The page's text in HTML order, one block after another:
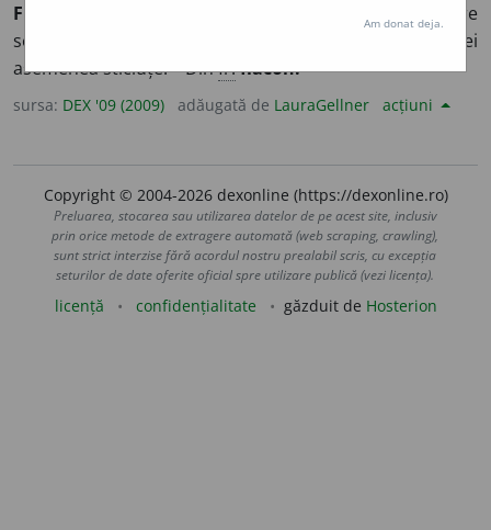
FLAC
Sticluță (închisă ermetic) în care
se țin medicamente, parfumuri etc.; conținutul unei
asemenea sticluțe. – Dinfr.flacon.
sursa: DEX '09 (2009) adăugată de LauraGellner acțiuni
Copyright © 2004-2026 dexonline (https://dexonline.ro)
Preluarea, stocarea sau utilizarea datelor de pe acest site, inclusiv
prin orice metode de extragere automată (web scraping, crawling),
sunt strict interzise fără acordul nostru prealabil scris, cu excepția
seturilor de date oferite oficial spre utilizare publică (vezi licența).
licență confidențialitate găzduit de Hosterion
Am donat deja.